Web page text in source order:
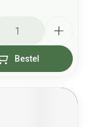
Bestel